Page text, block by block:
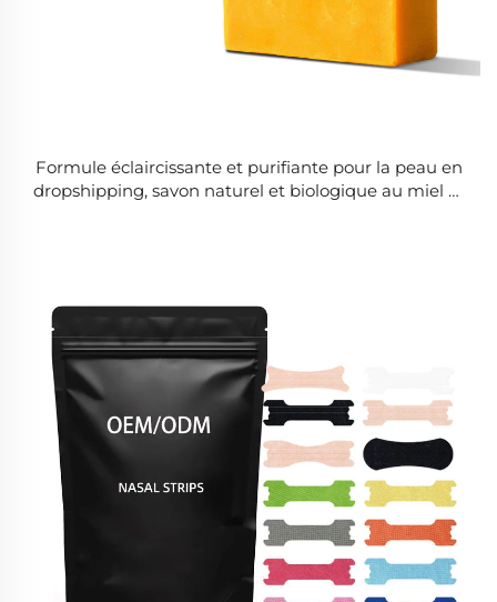
Formule éclaircissante et purifiante pour la peau en
dropshipping, savon naturel et biologique au miel et